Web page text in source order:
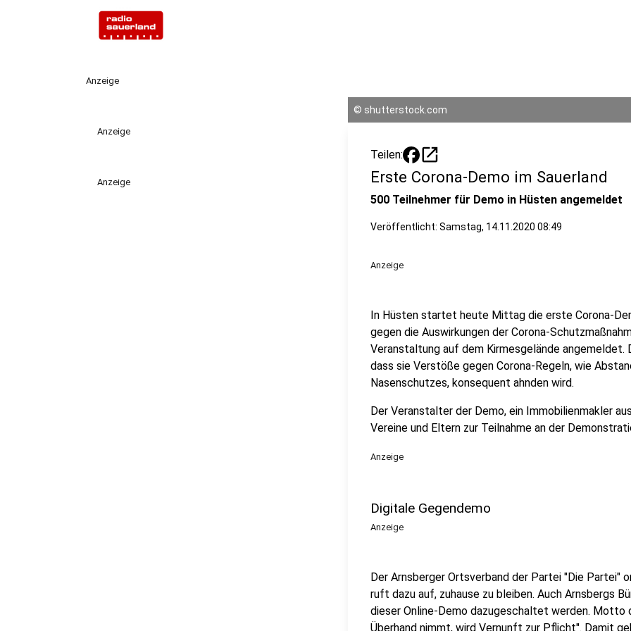
Anzeige
Anzeige
Anzeige
© shutterstock.com
Teilen: open_in_new
Erste Corona-Demo im Sauerland
500 Teilnehmer für Demo in Hüsten angemeldet
Veröffentlicht: Samstag, 14.11.2020 08:49
Anzeige
In Hüsten startet heute Mittag die erste Corona-
gegen die Auswirkungen der Corona-
Veranstaltung auf dem Kirmesgelände
dass sie Verstöße gegen Corona-Regeln, wie
Nasenschutzes, konsequent ahnden wird.
Der Veranstalter der Demo, ein Immobilienmakler
Vereine und Eltern zur Teilnahme an der
Anzeige
Digitale Gegendemo
Anzeige
Der Arnsberger Ortsverband der Partei "Die Partei"
ruft dazu auf, zuhause zu bleiben. Auch Arnsbergs
dieser Online-Demo dazugeschaltet werden. Motto
Überhand nimmt, wird Vernunft zur Pflicht". Damit